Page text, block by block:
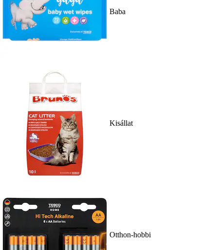
Baba
Kisállat
Otthon-hobbi